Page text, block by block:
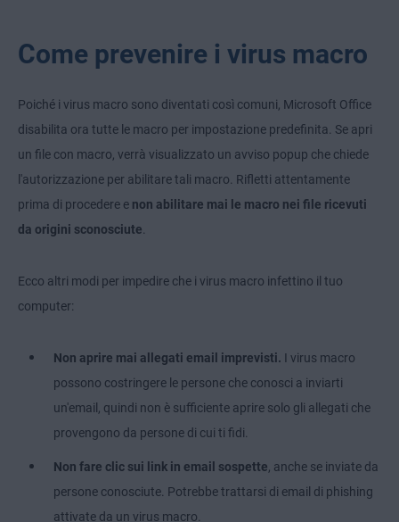
Come prevenire i virus macro
Poiché i virus macro sono diventati così comuni, Microsoft Office
disabilita ora tutte le macro per impostazione predefinita. Se apri
un file con macro, verrà visualizzato un avviso popup che chiede
l'autorizzazione per abilitare tali macro. Rifletti attentamente
prima di procedere e non abilitare mai le macro nei file ricevuti
da origini sconosciute.
Ecco altri modi per impedire che i virus macro infettino il tuo
computer:
Non aprire mai allegati email imprevisti. I virus macro
possono costringere le persone che conosci a inviarti
un'email, quindi non è sufficiente aprire solo gli allegati che
provengono da persone di cui ti fidi.
Non fare clic sui link in email sospette, anche se inviate da
persone conosciute. Potrebbe trattarsi di email di phishing
attivate da un virus macro.